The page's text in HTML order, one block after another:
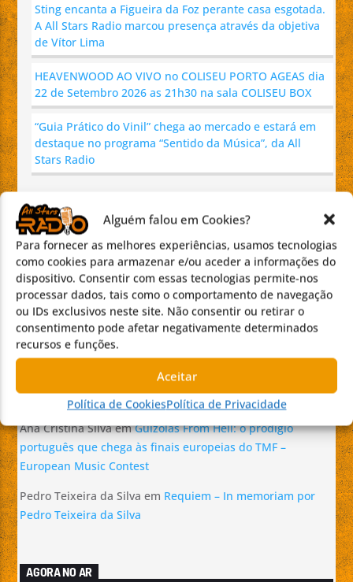
Alguém falou em Cookies?
Para fornecer as melhores experiências, usamos tecnologias
como cookies para armazenar e/ou aceder a informações do
dispositivo. Consentir com essas tecnologias permite-nos
processar dados, tais como o comportamento de navegação
ou IDs exclusivos neste site. Não consentir ou retirar o
consentimento pode afetar negativamente determinados
recursos e funções.
Aceitar
Política de CookiesPolítica de Privacidade
Sting encanta a Figueira da Foz perante casa esgotada.
A All Stars Radio marcou presença através da objetiva
de Vítor Lima
HEAVENWOOD AO VIVO no COLISEU PORTO AGEAS dia
22 de Setembro 2026 as 21h30 na sala COLISEU BOX
“Guia Prático do Vinil” chega ao mercado e estará em
destaque no programa “Sentido da Música”, da All
Stars Radio
COMENTÁRIOS RECENTES
Britoem“Guia Prático do Vinil” chega ao mercado e estará
em destaque no programa “Sentido da Música”, da All
Stars Radio
Sandra Mendonçaem Diogo Barbosa prepara novo álbum
“FASES DO AMOR” e afirma-se como uma das novas vozes
do R&B português
Requiem – In memoriam por Pedro
Teixeira da Silva
Ana Cristina SilvaemGuizolas From Hell: o prodígio
português que chega às finais europeias do TMF –
European Music Contest
Pedro Teixeira da Silva em Requiem – In memoriam por
Pedro Teixeira da Silva
AGORA NO AR